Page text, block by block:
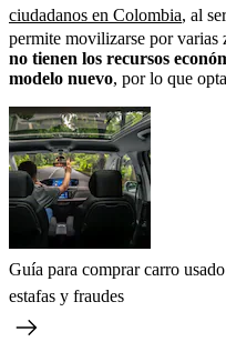
ciudadanos en Colombia, al
permite movilizarse por varias
no tienen los recursos
modelo nuevo, por lo que
Guía para comprar carro
estafas y fraudes